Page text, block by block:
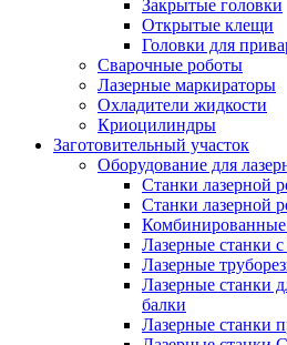
Закрытые головки
Открытые клещи
Головки для
Сварочные роботы
Лазерные маркираторы
Охладители жидкости
Криоцилиндры
Заготовительный участок
Оборудование для
Станки лазерной
Станки лазерной
Комбинированные
Лазерные станки
Лазерные
Лазерные станки
балки
Лазерные станки